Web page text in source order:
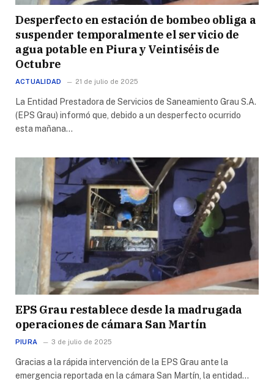
Desperfecto en estación de bombeo obliga a
suspender temporalmente el servicio de
agua potable en Piura y Veintiséis de
Octubre
ACTUALIDAD 21 de julio de 2025
La Entidad Prestadora de Servicios de Saneamiento Grau S.A.
(EPS Grau) informó que, debido a un desperfecto ocurrido
esta mañana…
EPS Grau restablece desde la madrugada
operaciones de cámara San Martín
PIURA 3 de julio de 2025
Gracias a la rápida intervención de la EPS Grau ante la
emergencia reportada en la cámara San Martín, la entidad…